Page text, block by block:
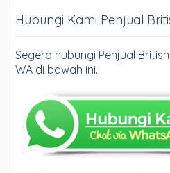
Hubungi Kami Penjual
Segera hubungi Penjual
WA di bawah ini.